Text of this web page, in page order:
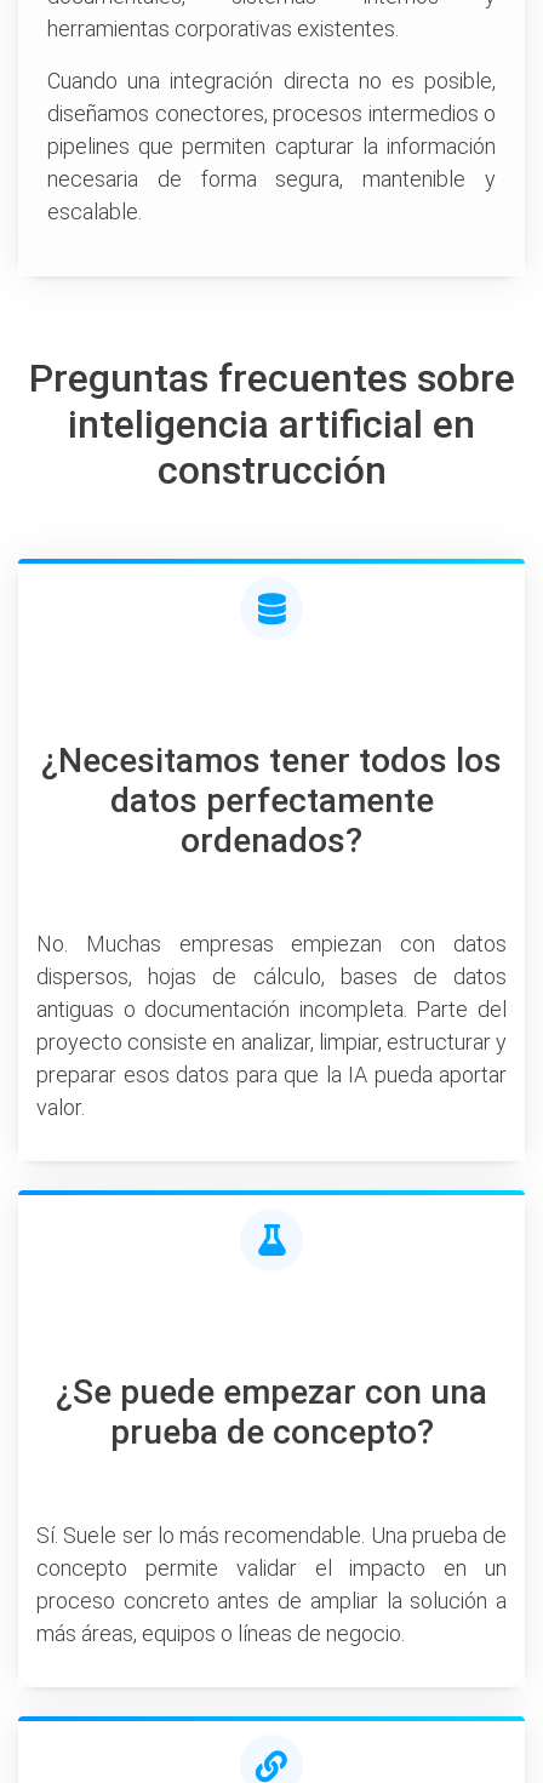
herramientas corporativas existentes.
Cuando una integración directa no es posible,
diseñamos conectores, procesos intermedios o
pipelines que permiten capturar la información
necesaria de forma segura, mantenible y
escalable.
Preguntas frecuentes sobre
inteligencia artificial en
construcción
¿Necesitamos tener todos los
datos perfectamente
ordenados?
No. Muchas empresas empiezan con datos
dispersos, hojas de cálculo, bases de datos
antiguas o documentación incompleta. Parte del
proyecto consiste en analizar, limpiar, estructurar y
preparar esos datos para que la IA pueda aportar
valor.
¿Se puede empezar con una
prueba de concepto?
Sí. Suele ser lo más recomendable. Una prueba de
concepto permite validar el impacto en un
proceso concreto antes de ampliar la solución a
más áreas, equipos o líneas de negocio.